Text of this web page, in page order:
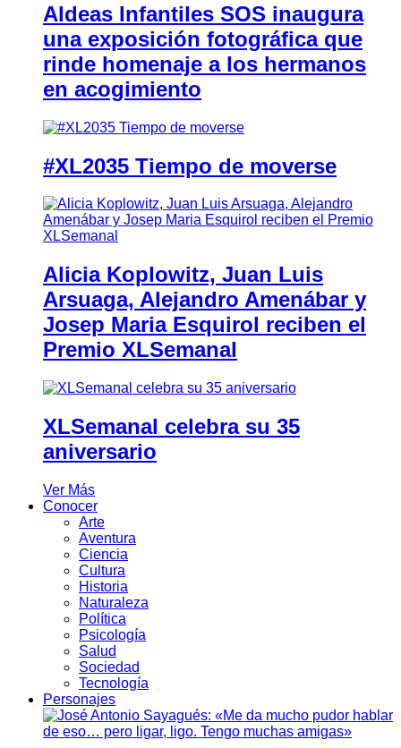
Aldeas Infantiles SOS inaugura
una exposición fotográfica que
rinde homenaje a los hermanos
en acogimiento
#XL2035 Tiempo de moverse
Alicia Koplowitz, Juan Luis
Arsuaga, Alejandro Amenábar y
Josep Maria Esquirol reciben el
Premio XLSemanal
XLSemanal celebra su 35
aniversario
Ver Más
Conocer
Arte
Aventura
Ciencia
Cultura
Historia
Naturaleza
Política
Psicología
Salud
Sociedad
Tecnología
Personajes